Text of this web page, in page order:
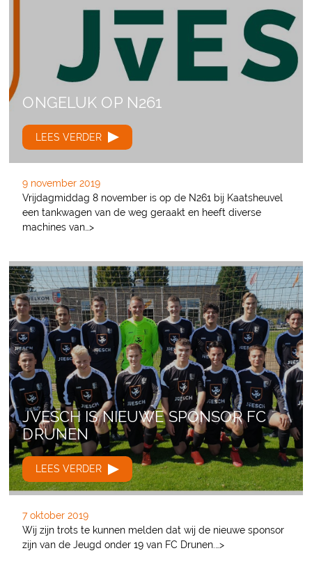
ONGELUK OP N261
LEES VERDER
9 november 2019
Vrijdagmiddag 8 november is op de N261 bij Kaatsheuvel
een tankwagen van de weg geraakt en heeft diverse
machines van…>
JVESCH IS NIEUWE SPONSOR FC
DRUNEN
LEES VERDER
7 oktober 2019
Wij zijn trots te kunnen melden dat wij de nieuwe sponsor
zijn van de Jeugd onder 19 van FC Drunen.…>